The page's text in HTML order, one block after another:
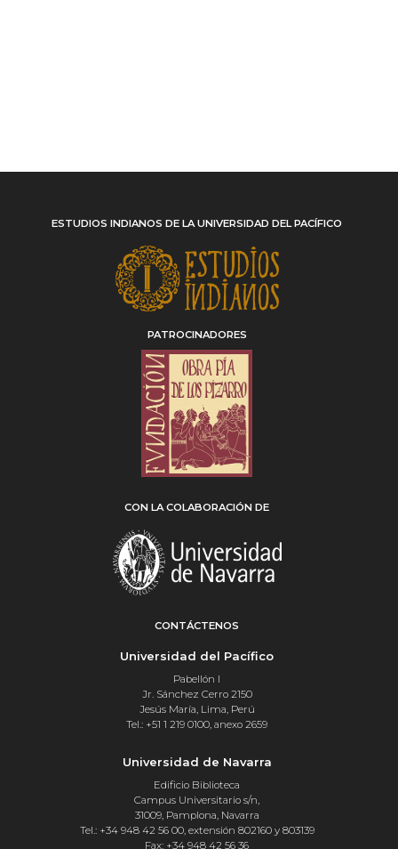
ESTUDIOS INDIANOS DE LA UNIVERSIDAD DEL PACÍFICO
PATROCINADORES
CON LA COLABORACIÓN DE
CONTÁCTENOS
Universidad del Pacífico
Pabellón I
Jr. Sánchez Cerro 2150
Jesús María, Lima, Perú
Tel.: +51 1 219 0100, anexo 2659
Universidad de Navarra
Edificio Biblioteca
Campus Universitario s/n,
31009, Pamplona, Navarra
Tel.: +34 948 42 56 00, extensión 802160 y 803139
Fax: +34 948 42 56 36